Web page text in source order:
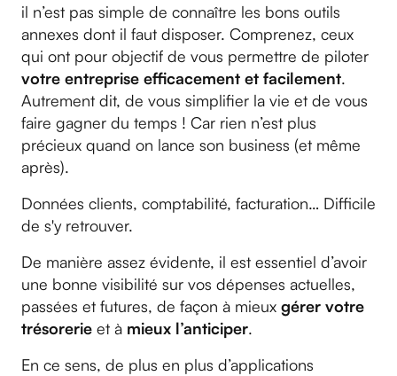
il n’est pas simple de connaître les bons outils
annexes dont il faut disposer. Comprenez, ceux
qui ont pour objectif de vous permettre de piloter
votre entreprise efficacement et facilement.
Autrement dit, de vous simplifier la vie et de vous
faire gagner du temps ! Car rien n’est plus
précieux quand on lance son business (et même
après).
Données clients, comptabilité, facturation… Difficile
de s'y retrouver.
De manière assez évidente, il est essentiel d’avoir
une bonne visibilité sur vos dépenses actuelles,
passées et futures, de façon à mieux gérer votre
trésorerie et à mieux l’anticiper.
En ce sens, de plus en plus d’applications